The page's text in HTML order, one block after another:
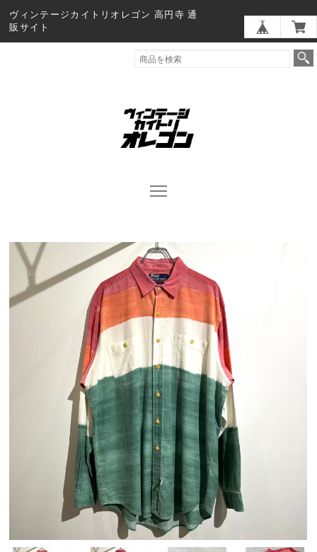
ヴィンテージカイトリオレゴン 高円寺 通
販サイト